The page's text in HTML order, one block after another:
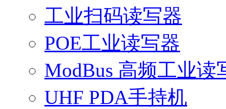
工业扫码读写器
POE工业读写器
ModBus 高频工业读
UHF PDA手持机